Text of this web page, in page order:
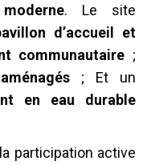
. Le site
d’accueil et
communautaire ;
; Et un
en eau durable
participation active